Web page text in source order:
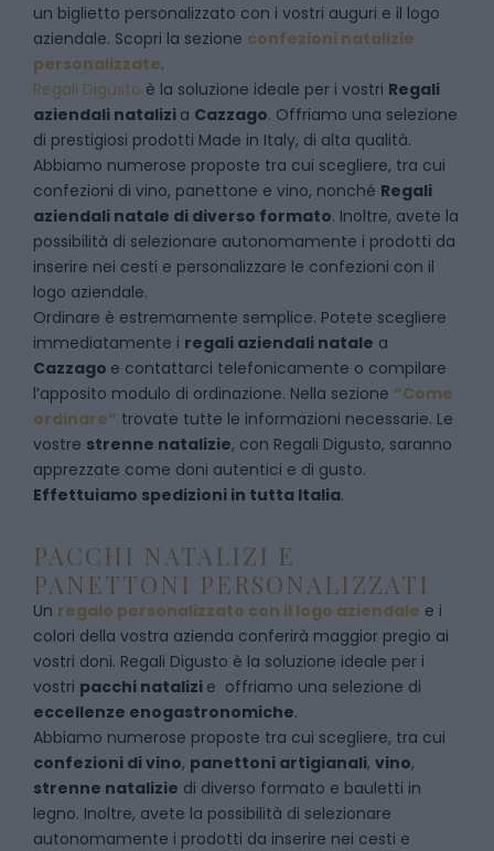
un biglietto personalizzato con i vostri auguri e il logo
aziendale. Scopri la sezione confezioni natalizie
personalizzate.
Regali Digusto è la soluzione ideale per i vostri Regali
aziendali natalizi a Cazzago. Offriamo una selezione
di prestigiosi prodotti Made in Italy, di alta qualità.
Abbiamo numerose proposte tra cui scegliere, tra cui
confezioni di vino, panettone e vino, nonché Regali
aziendali natale di diverso formato. Inoltre, avete la
possibilità di selezionare autonomamente i prodotti da
inserire nei cesti e personalizzare le confezioni con il
logo aziendale.
Ordinare è estremamente semplice. Potete scegliere
immediatamente i regali aziendali natale a
Cazzago e contattarci telefonicamente o compilare
l’apposito modulo di ordinazione. Nella sezione “Come
ordinare” trovate tutte le informazioni necessarie. Le
vostre strenne natalizie, con Regali Digusto, saranno
apprezzate come doni autentici e di gusto.
Effettuiamo spedizioni in tutta Italia.
PACCHI NATALIZI E
PANETTONI PERSONALIZZATI
Un regalo personalizzato con il logo aziendale e i
colori della vostra azienda conferirà maggior pregio ai
vostri doni. Regali Digusto è la soluzione ideale per i
vostri pacchi natalizi e offriamo una selezione di
eccellenze enogastronomiche.
Abbiamo numerose proposte tra cui scegliere, tra cui
confezioni di vino, panettoni artigianali, vino,
strenne natalizie di diverso formato e bauletti in
legno. Inoltre, avete la possibilità di selezionare
autonomamente i prodotti da inserire nei cesti e